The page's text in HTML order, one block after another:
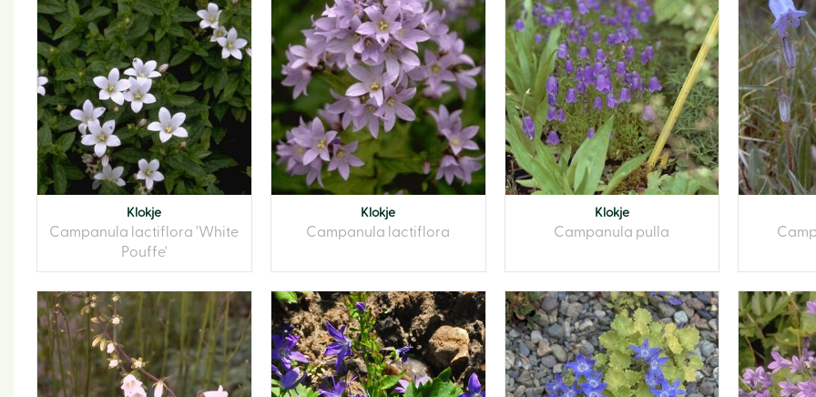
Klokje
Campanula lactiflora 'White
Pouffe'
Klokje
Campanula lactiflora
Klokje
Campanula pulla